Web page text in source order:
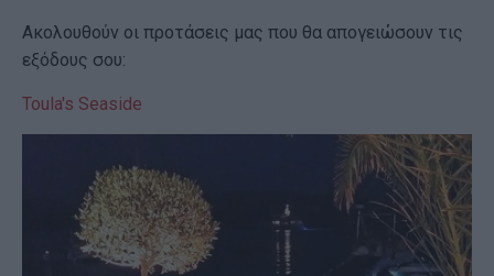
Ακολουθούν οι προτάσεις μας που θα απογειώσουν τις
εξόδους σου:
Toula's Seaside